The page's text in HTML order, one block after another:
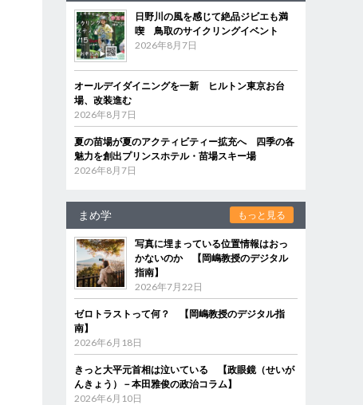
日野川の風を感じて絶品ジビエも満
喫 鳥取のサイクリングイベント
2026年8月7日
オールデイダイニングを一新 ヒルトン東京お台
場、改装進む
2026年8月7日
夏の苗場が夏のアクティビティー拡充へ 四季の各
魅力を創出プリンスホテル・苗場スキー場
2026年8月7日
まめ学 もっと見る
写真に埋まっている位置情報はおっ
かないのか 【岡嶋教授のデジタル
指南】
2026年7月22日
ゼロトラストって何？ 【岡嶋教授のデジタル指
南】
2026年6月18日
きっと大平元首相は泣いている 【政眼鏡（せいが
んきょう）－本田雅俊の政治コラム】
2026年6月10日